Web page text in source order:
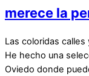
merece la
Las coloridas
He hecho una
Oviedo donde